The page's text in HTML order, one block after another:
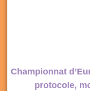
Championnat
protocole,